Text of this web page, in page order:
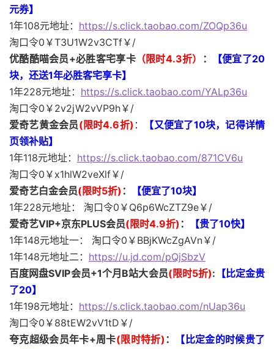
元券】
1年108元地址： https://s.click.taobao.com/ZOQp36u
淘口令0￥T3U1W2v3CTf￥/
优酷酷喵会员+必胜客宅享卡（限时4.3折） ：
【便宜了20
块，还送1年必胜客宅享卡】
1年228元地址： https://s.click.taobao.com/YALp36u
淘口令0￥2v2jW2vVP9h￥/
爱奇艺黄金会员(限时4.6折) ：
【又便宜了10块，记得详情
页领补贴】
1年118元地址： https://s.click.taobao.com/871CV6u
淘口令0￥x1hlW2veXlf￥/
爱奇艺白金会员(限时5折) ：
【便宜了10块】
1年228元地址： 淘口令0￥Q6p6WcZTZ9e￥/
爱奇艺VIP+京东PLUS会员(限时4.9折) ：
【贵了10快】
1年148元地址一： 淘口令0￥BBjKWcZgAVn￥/
1年148元地址二： https://u.jd.com/pQjSbzV
百度网盘SVIP会员+1个月B站大会员(限时5折): 【比定金贵
了20】
1年198元地址： https://s.click.taobao.com/nUap36u
淘口令0￥88tEW2vV1tD￥/
夸克超级会员年卡+周卡(限时特折) ：
【比定金的时候贵了